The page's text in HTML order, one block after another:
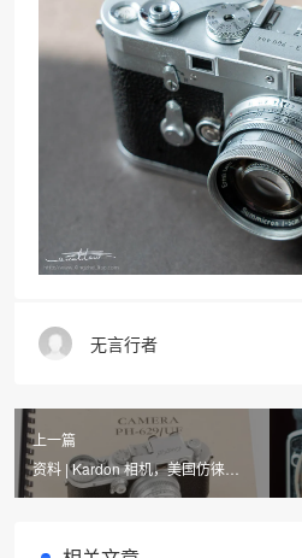
无言行者
上一篇
资料 | Kardon 相机，美国仿徕卡
相机